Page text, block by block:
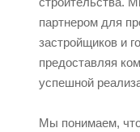
партнером для
застройщиков и
предоставляя
успешной
Мы понимаем,